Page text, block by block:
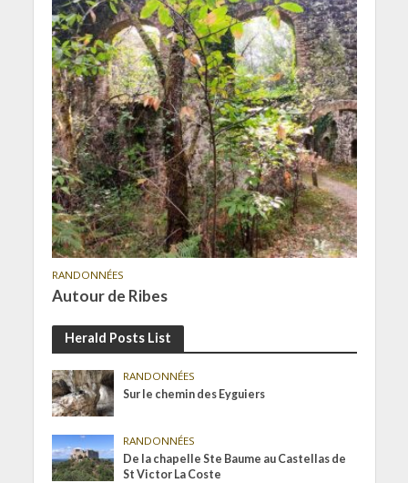
RANDONNÉES
Autour de Ribes
Herald Posts List
RANDONNÉES
Sur le chemin des Eyguiers
RANDONNÉES
De la chapelle Ste Baume au Castellas de
St Victor La Coste